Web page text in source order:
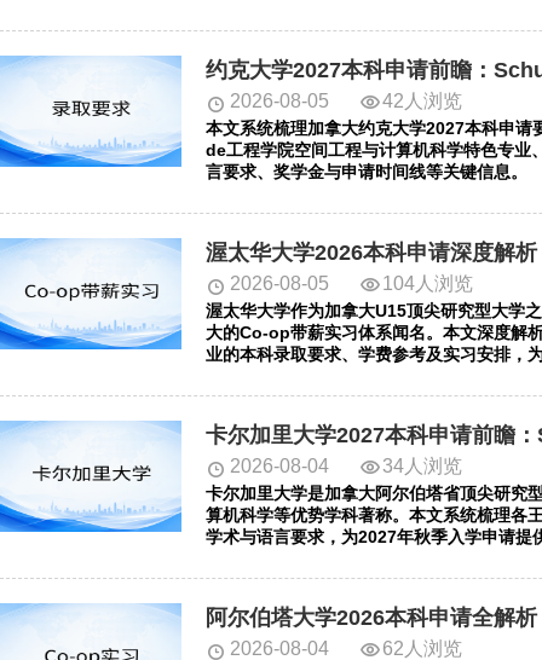
2026-08-05 42人浏览
本文系统梳理加拿大约克大学2027本科申
de工程学院空间工程与计算机科学特色专
言要求、奖学金与申请时间线等关键信息。
2026-08-05 104人浏览
渥太华大学作为加拿大U15顶尖研究型大学
大的Co-op带薪实习体系闻名。本文深度解
业的本科录取要求、学费参考及实习安排，
2026-08-04 34人浏览
卡尔加里大学是加拿大阿尔伯塔省顶尖研
算机科学等优势学科著称。本文系统梳理各
学术与语言要求，为2027年秋季入学申请提
2026-08-04 62人浏览